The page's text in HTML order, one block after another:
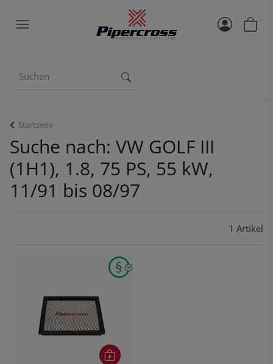
Startseite
Suche nach: VW GOLF III
(1H1), 1.8, 75 PS, 55 kW,
11/91 bis 08/97
1 Artikel